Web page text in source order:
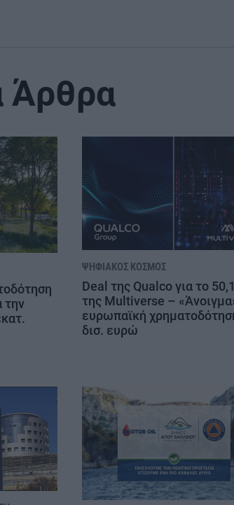
Άρθρα
την
ΨΗΦΙΑΚΌΣ ΚΌΣΜΟΣ
Deal της Qualco για το
της Multiverse –
ευρωπαϊκή
δισ. ευρώ